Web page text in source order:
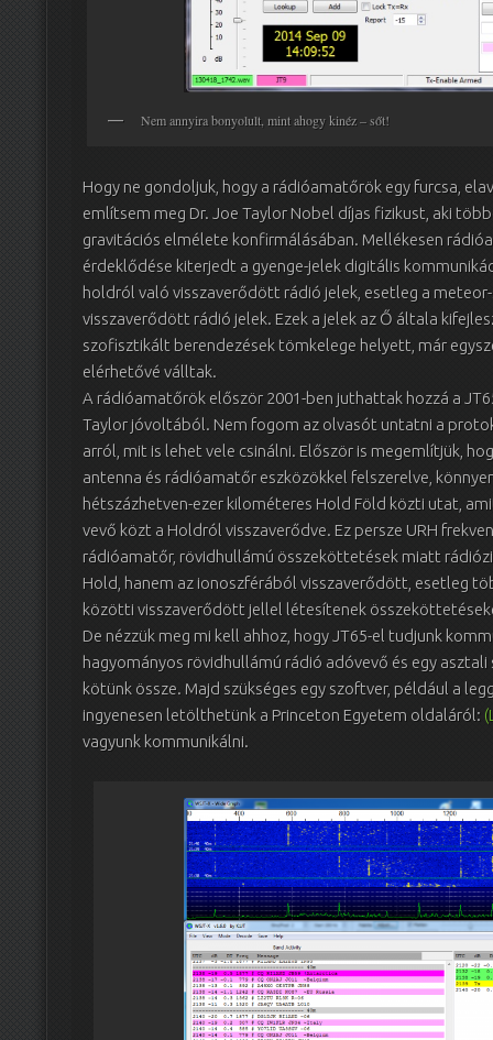
Nem annyira bonyolult, mint ahogy kinéz – sőt!
Hogy ne gondoljuk, hogy a rádióamatőrök egy furcsa,
említsem meg Dr. Joe Taylor Nobel díjas fizikust, aki
gravitációs elmélete konfirmálásában. Mellékesen
érdeklődése kiterjedt a gyenge-jelek digitális
holdról való visszaverődött rádió jelek, esetleg a
visszaverődött rádió jelek. Ezek a jelek az Ő általa
szofisztikált berendezések tömkelege helyett, már
elérhetővé válltak.
A rádióamatőrök először 2001-ben juthattak hozzá a
Taylor jóvoltából. Nem fogom az olvasót untatni a
arról, mit is lehet vele csinálni. Először is megemlítjük,
antenna és rádióamatőr eszközökkel felszerelve,
hétszázhetven-ezer kilométeres Hold Föld közti utat,
vevő közt a Holdról visszaverődve. Ez persze URH
rádióamatőr, rövidhullámú összeköttetések miatt
Hold, hanem az ionoszférából visszaverődött, esetleg
közötti visszaverődött jellel létesítenek
De nézzük meg mi kell ahhoz, hogy JT65-el tudjunk
hagyományos rövidhullámú rádió adóvevő és egy
kötünk össze. Majd szükséges egy szoftver, például a
ingyenesen letölthetünk a Princeton Egyetem oldaláról:
vagyunk kommunikálni.